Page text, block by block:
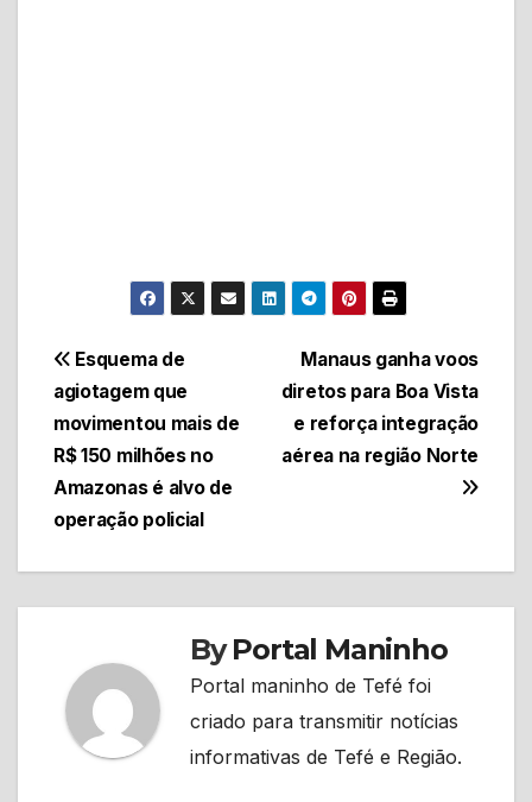
Navegação
de
Post
Manaus ganha voos
diretos para Boa Vista
e reforça integração
aérea na região Norte
Esquema de
agiotagem que
movimentou mais de
R$ 150 milhões no
Amazonas é alvo de
operação policial
ByPortal Maninho
Portal maninho de Tefé foi
criado para transmitir notícias
informativas de Tefé e Região.